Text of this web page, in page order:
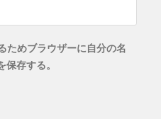
ためブラウザーに自分の名
存する。